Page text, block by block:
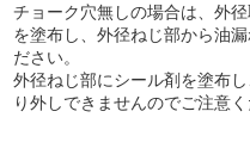
チョーク穴無しの場合は、外
を塗布し、外径ねじ部から油
ださい。
外径ねじ部にシール剤を塗布
り外しできませんのでご注意く